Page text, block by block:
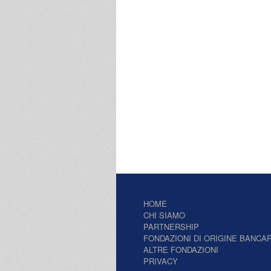
HOME
CHI SIAMO
PARTNERSHIP
FONDAZIONI DI ORIGINE
ALTRE FONDAZIONI
PRIVACY